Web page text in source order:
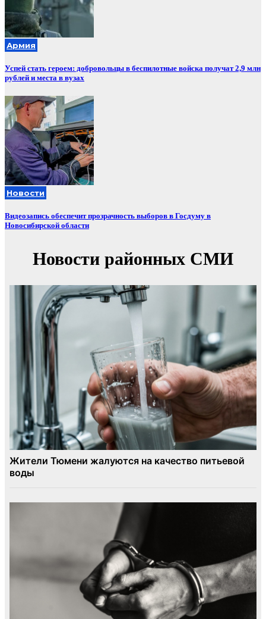
Армия
Успей стать героем: добровольцы в беспилотные войска получат 2,9 млн
рублей и места в вузах
Новости
Видеозапись обеспечит прозрачность выборов в Госдуму в
Новосибирской области